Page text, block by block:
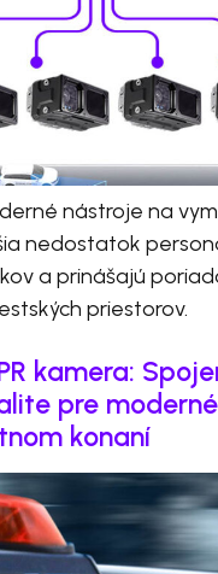
nástroje na
nedostatok
a prinášajú
priestorov.
kamera:
pre
konaní